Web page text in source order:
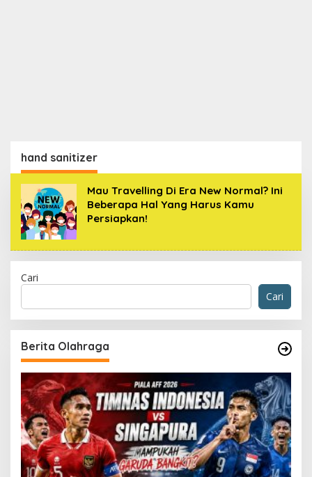
hand sanitizer
Mau Travelling Di Era New Normal? Ini
Beberapa Hal Yang Harus Kamu
Persiapkan!
Cari
Cari
Berita Olahraga